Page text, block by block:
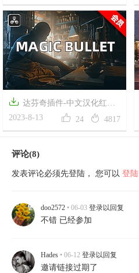
常用配乐合集包（永久免费更
新）
 达芬奇插件-中文汉化红巨
人降噪磨皮美颜调色套装
Magic Bullet v2023.2.1
2023-8-13  24  4817
评论(8)
发表评论必须先登陆， 您可以 登陆
doo2572 • 06-03 登录以回复
不错 已经参加
Hades • 06-12 登录以回复
邀请链接过期了